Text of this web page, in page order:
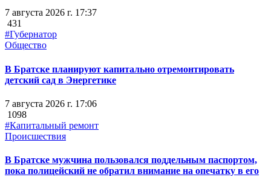
7 августа 2026 г. 17:37
431
#Губернатор
Общество
В Братске планируют капитально отремонтировать
детский сад в Энергетике
7 августа 2026 г. 17:06
1098
#Капитальный ремонт
Происшествия
В Братске мужчина пользовался поддельным паспортом,
пока полицейский не обратил внимание на опечатку в его